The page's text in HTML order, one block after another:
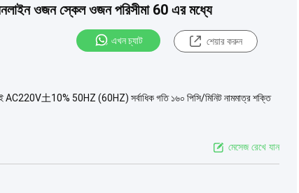
ওজন স্কেল ওজন পরিসীমা 60 এর মধ্যে
এখন চ্যাট শেয়ার করুন
AC220V土10% 50HZ (60HZ) সর্বাধিক গতি ১৬০ পিসি/মিনিট নামমাত্র শক্তি
মেসেজ রেখে যান